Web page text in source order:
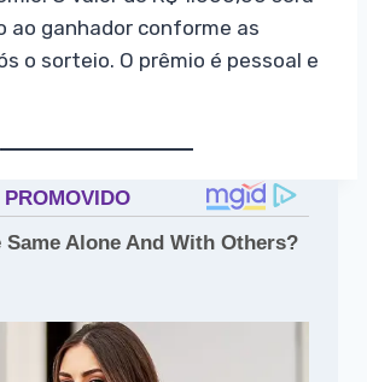
ao ganhador conforme as
o sorteio. O prêmio é pessoal e